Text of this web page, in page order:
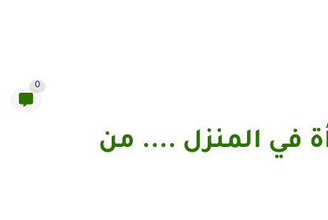
0
في المنزل .... من